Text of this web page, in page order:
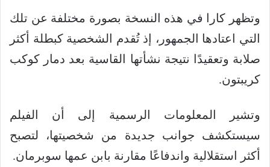
وتظهر كارا في هذه النسخة بصورة مختلفة عن تلك
التي اعتادها الجمهور، إذ تُقدم الشخصية كبطلة أكثر
صلابة وتعقيدًا نتيجة نشأتها القاسية بعد دمار كوكب
كريبتون.
وتشير المعلومات الرسمية إلى أن الفيلم
سيستكشف جوانب جديدة من شخصيتها، لتصبح
أكثر استقلالية واندفاعًا مقارنة بابن عمها سوبرمان.